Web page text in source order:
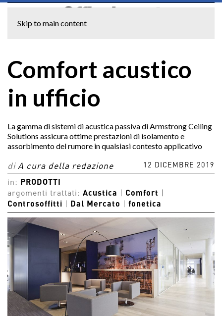
Skip to main content
Comfort acustico
in ufficio
La gamma di sistemi di acustica passiva di Armstrong Ceiling
Solutions assicura ottime prestazioni di isolamento e
assorbimento del rumore in qualsiasi contesto applicativo
di A cura della redazione 12 DICEMBRE 2019
in:
PRODOTTI
argomenti trattati: Acustica Comfort
Controsoffitti
Dal Mercato fonetica